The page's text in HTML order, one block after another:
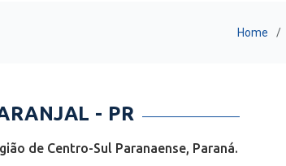
Home
- PR
de Centro-Sul Paranaense, Paraná.